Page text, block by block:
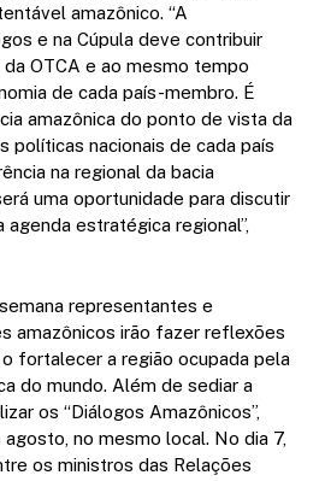
amazônico. “A
e na Cúpula deve contribuir
OTCA e ao mesmo tempo
de cada país-membro. É
amazônica do ponto de vista da
políticas nacionais de cada país
na regional da bacia
uma oportunidade para discutir
estratégica regional”,
representantes e
amazônicos irão fazer reflexões
fortalecer a região ocupada pela
do mundo. Além de sediar a
os “Diálogos Amazônicos”,
no mesmo local. No dia 7,
os ministros das Relações